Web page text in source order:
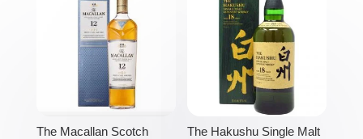
The Macallan Scotch
The Hakushu Single Malt